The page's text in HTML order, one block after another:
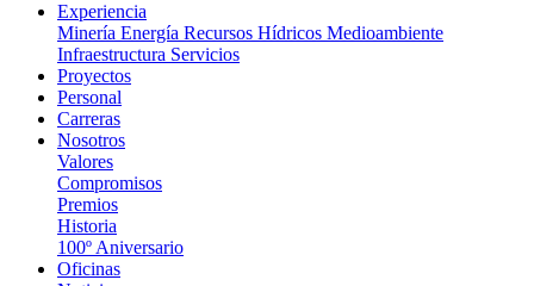
Experiencia
Minería Energía Recursos Hídricos Medioambiente
Infraestructura Servicios
Proyectos
Personal
Carreras
Nosotros
Valores
Compromisos
Premios
Historia
100º Aniversario
Oficinas